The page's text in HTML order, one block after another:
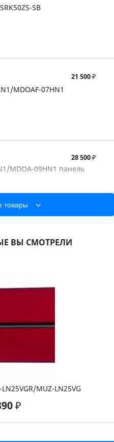
SB
MDOAF-07HN1
21 500 ₽
MDOA-09HN1 панель
28 500 ₽
46 100 ₽
товары
ВЫ СМОТРЕЛИ
MUZ-LN25VG
₽